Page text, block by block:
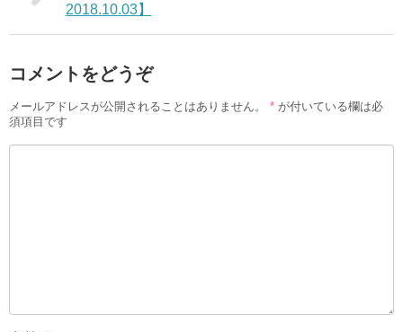
2018.10.03】
コメントをどうぞ
メールアドレスが公開されることはありません。 * が付いている欄は必
須項目です